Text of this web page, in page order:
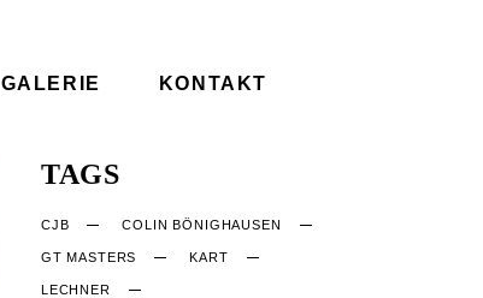
GALERIE KONTAKT
TAGS
CJB COLIN BÖNIGHAUSEN
GT MASTERS KART
LECHNER